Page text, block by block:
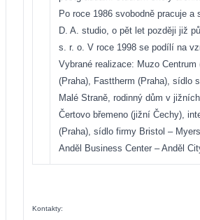
Po roce 1986 svobodně pracuje a
D. A. studio, o pět let později již
s. r. o. V roce 1998 se podílí na
Vybrané realizace: Muzo Centrum
(Praha), Fasttherm (Praha), sídlo
Malé Straně, rodinný dům v
Čertovo břemeno (jižní Čechy),
(Praha), sídlo firmy Bristol –
Anděl Business Center – Anděl
Kontakty: